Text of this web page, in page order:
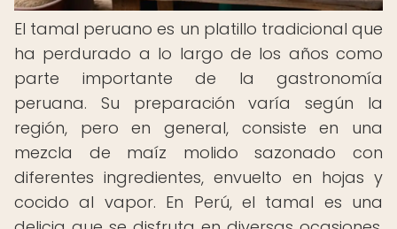
El tamal peruano es un platillo tradicional que
ha perdurado a lo largo de los años como
parte importante de la gastronomía
peruana. Su preparación varía según la
región, pero en general, consiste en una
mezcla de maíz molido sazonado con
diferentes ingredientes, envuelto en hojas y
cocido al vapor. En Perú, el tamal es una